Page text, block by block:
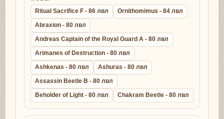
Ritual Sacrifice F - 86 лвл
Ornithomimus - 84 лвл
Abraxion - 80 лвл
Andreas Captain of the Royal Guard A - 80 лвл
Arimanes of Destruction - 80 лвл
Ashkenas - 80 лвл
Ashuras - 80 лвл
Assassin Beetle B - 80 лвл
Beholder of Light - 80 лвл
Chakram Beetle - 80 лвл